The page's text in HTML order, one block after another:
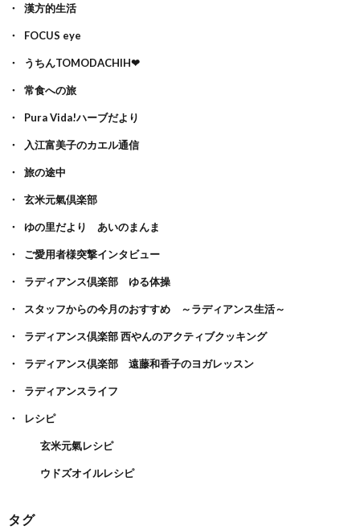
漢方的生活
FOCUS eye
うちんTOMODACHIH❤
常食への旅
Pura Vida!ハーブだより
入江富美子のカエル通信
旅の途中
玄米元氣倶楽部
ゆの里だより あいのまんま
ご愛用者様突撃インタビュー
ラディアンス倶楽部 ゆる体操
スタッフからの今月のおすすめ ～ラディアンス生活～
ラディアンス倶楽部 西やんのアクティブクッキング
ラディアンス倶楽部 遠藤和香子のヨガレッスン
ラディアンスライフ
レシピ
玄米元氣レシピ
ウドズオイルレシピ
タグ